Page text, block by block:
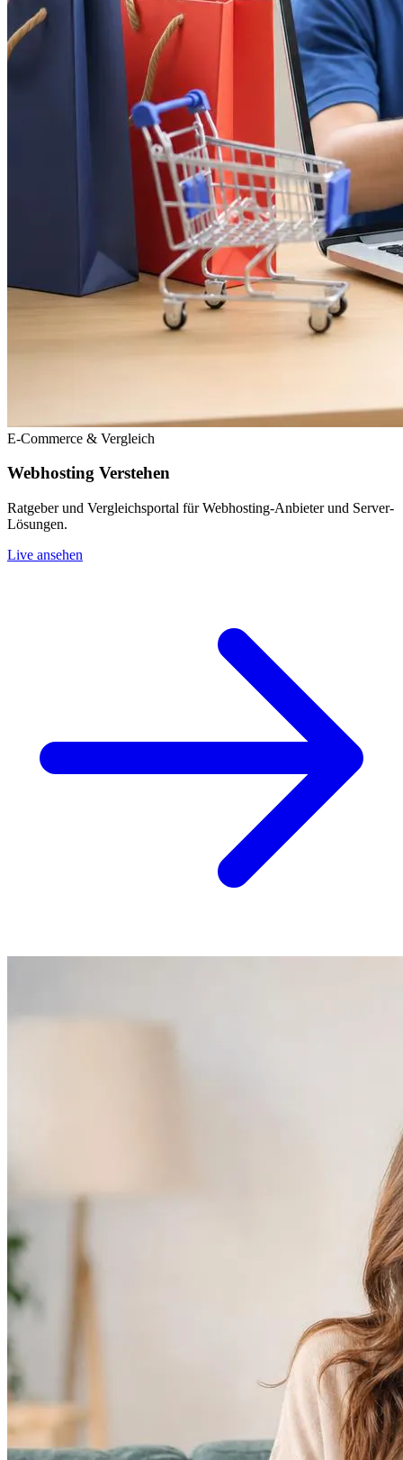
E-Commerce & Vergleich
Webhosting Verstehen
Ratgeber und Vergleichsportal für Webhosting-Anbieter und Server-
Lösungen.
Live ansehen